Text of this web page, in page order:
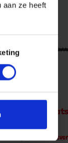
aan ze heeft
WOFIX
Niet op voorraad,